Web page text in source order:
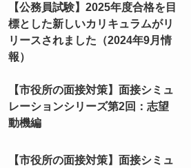
【公務員試験】2025年度合格を目
標とした新しいカリキュラムがリ
リースされました（2024年9月情
報）
【市役所の面接対策】面接シミュ
レーションシリーズ第2回：志望
動機編
【市役所の面接対策】面接シミュ